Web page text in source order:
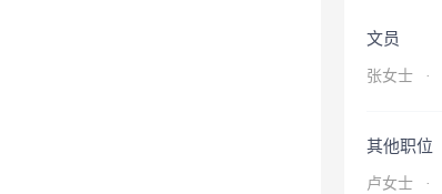
文员
张女士 ·
其他职位
卢女士 ·